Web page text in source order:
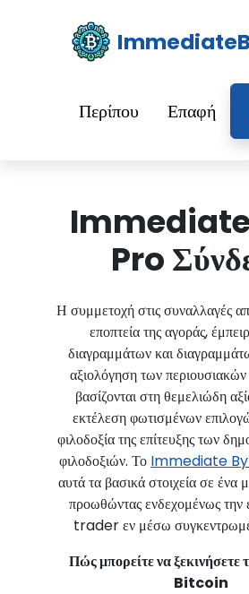
Περίπου Επαφή
Pro
Η συμμετοχή στις συναλλαγές
εποπτεία της αγοράς,
διαγραμμάτων και
αξιολόγηση των
βασίζονται στη θεμελιώδη
εκτέλεση φωτισμένων
φιλοδοξία της επίτευξης των
φιλοδοξιών. Το Immediate
αυτά τα βασικά στοιχεία σε ένα
προωθώντας ενδεχομένως την
trader εν μέσω
Πώς μπορείτε να ξεκινήσετε
Bitcoin